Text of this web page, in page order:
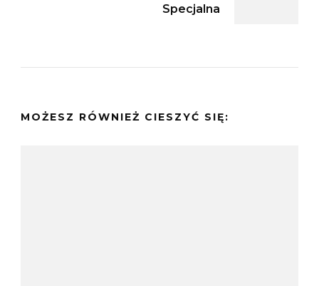
Specjalna
MOŻESZ RÓWNIEŻ CIESZYĆ SIĘ: